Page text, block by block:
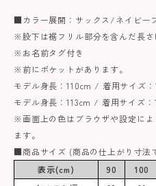
■カラー展開：サックス/ネイビー
※股下は裾フリル部分を含んだ長さ
※お名前タグ付き
※前にポケットがあります。
モデル身長：110cm / 着用サイズ
モデル身長：113cm / 着用サイズ
※画面上の色はブラウザや設定に
ます。
■商品サイズ (商品の仕上がり寸法
表示(cm)
90 100